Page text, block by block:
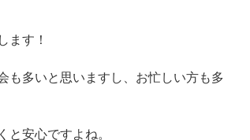
ます！
も多いと思いますし、お忙しい方も多
と安心ですよね。